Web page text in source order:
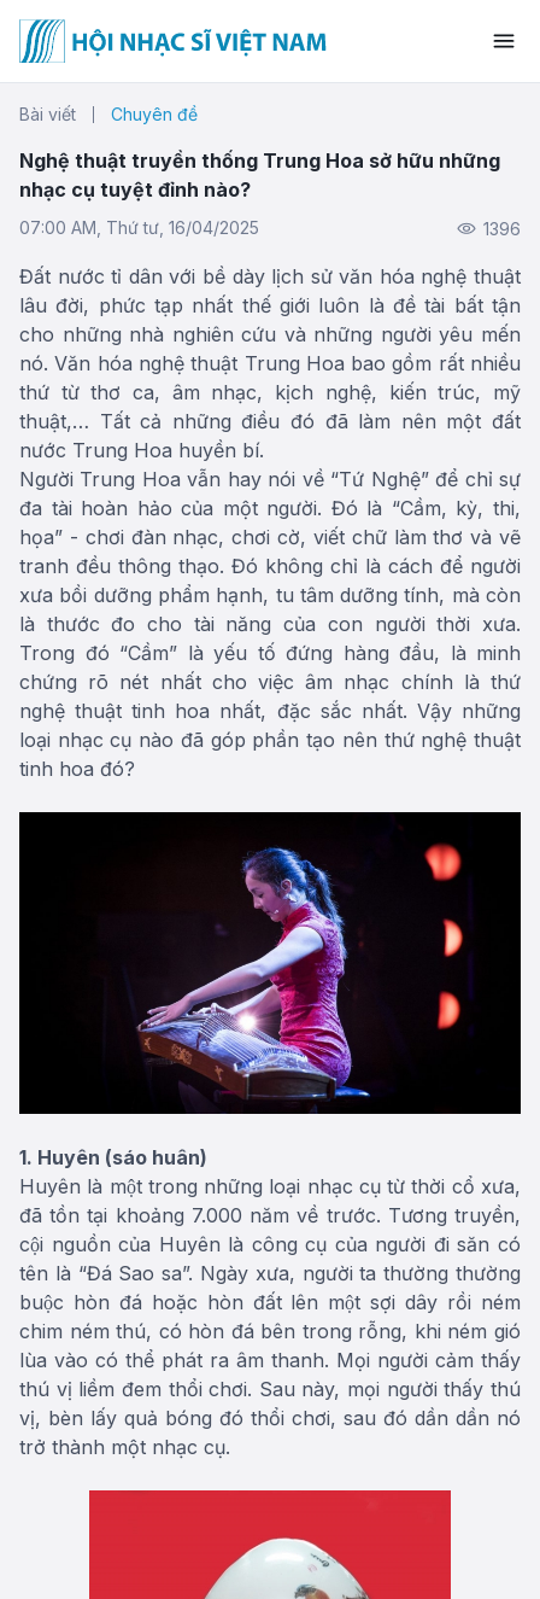
Bài viết Chuyên đề
Nghệ thuật truyền thống Trung Hoa sở hữu những
nhạc cụ tuyệt đỉnh nào?
07:00 AM, Thứ tư, 16/04/2025 1396
Đất nước tỉ dân với bề dày lịch sử văn hóa nghệ thuật
lâu đời, phức tạp nhất thế giới luôn là đề tài bất tận
cho những nhà nghiên cứu và những người yêu mến
nó. Văn hóa nghệ thuật Trung Hoa bao gồm rất nhiều
thứ từ thơ ca, âm nhạc, kịch nghệ, kiến trúc, mỹ
thuật,… Tất cả những điều đó đã làm nên một đất
nước Trung Hoa huyền bí.
Người Trung Hoa vẫn hay nói về “Tứ Nghệ” để chỉ sự
đa tài hoàn hảo của một người. Đó là “Cầm, kỳ, thi,
họa” - chơi đàn nhạc, chơi cờ, viết chữ làm thơ và vẽ
tranh đều thông thạo. Đó không chỉ là cách để người
xưa bồi dưỡng phẩm hạnh, tu tâm dưỡng tính, mà còn
là thước đo cho tài năng của con người thời xưa.
Trong đó “Cầm” là yếu tố đứng hàng đầu, là minh
chứng rõ nét nhất cho việc âm nhạc chính là thứ
nghệ thuật tinh hoa nhất, đặc sắc nhất. Vậy những
loại nhạc cụ nào đã góp phần tạo nên thứ nghệ thuật
tinh hoa đó?
1. Huyên (sáo huân)
Huyên là một trong những loại nhạc cụ từ thời cổ xưa,
đã tồn tại khoảng 7.000 năm về trước. Tương truyền,
cội nguồn của Huyên là công cụ của người đi săn có
tên là “Đá Sao sa”. Ngày xưa, người ta thường thường
buộc hòn đá hoặc hòn đất lên một sợi dây rồi ném
chim ném thú, có hòn đá bên trong rỗng, khi ném gió
lùa vào có thể phát ra âm thanh. Mọi người cảm thấy
thú vị liềm đem thổi chơi. Sau này, mọi người thấy thú
vị, bèn lấy quả bóng đó thổi chơi, sau đó dần dần nó
trở thành một nhạc cụ.